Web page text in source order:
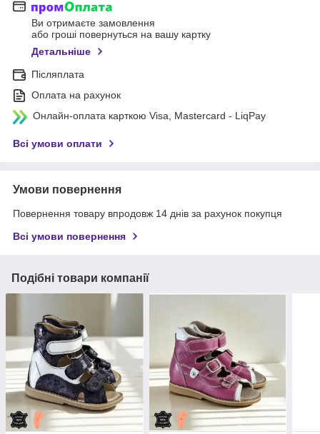
Ви отримаєте замовлення
або гроші повернуться на вашу картку
Детальніше
Післяплата
Оплата на рахунок
Онлайн-оплата карткою Visa, Mastercard - LiqPay
Всі умови оплати
Умови повернення
Повернення товару впродовж 14 днів за рахунок покупця
Всі умови повернення
Подібні товари компанії